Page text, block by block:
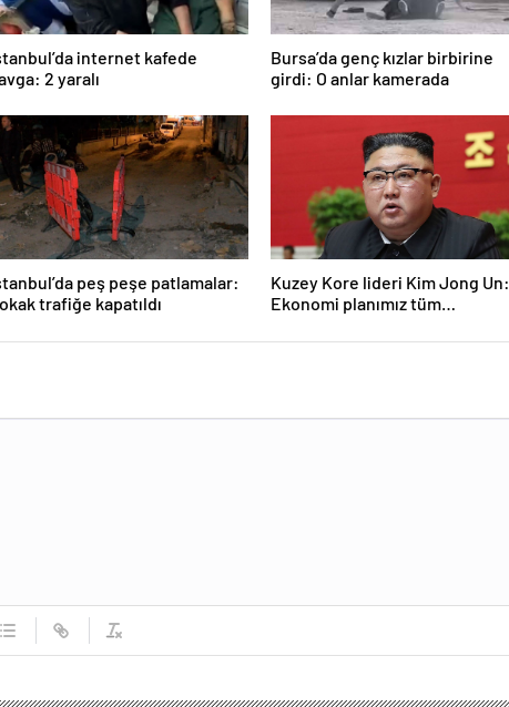
internet kafede
2 yaralı
Bursa’da genç kızlar birbirine
girdi: O anlar kamerada
peş peşe patlamalar:
trafiğe kapatıldı
Kuzey Kore lideri Kim Jong Un:
Ekonomi planımız tüm